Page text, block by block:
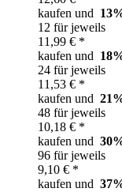
kaufen und 13
12 für jeweils
11,99 € *
kaufen und 18
24 für jeweils
11,53 € *
kaufen und 21
48 für jeweils
10,18 € *
kaufen und 30
96 für jeweils
9,10 € *
kaufen und 37